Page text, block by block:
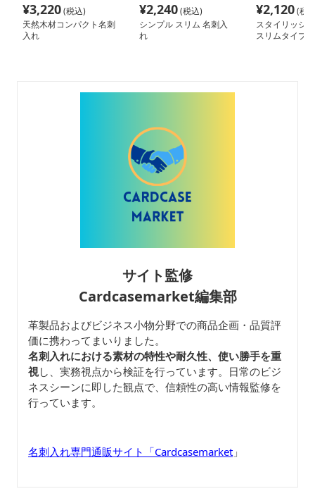
¥3,220(税込)
天然木材コンパクト名刺
入れ
¥2,240(税込)
シンプル スリム 名刺入
れ
¥2,120(税
スタイリッシ
スリムタイプ
サイト監修
Cardcasemarket編集部
革製品およびビジネス小物分野での商品企画・品質評
価に携わってまいりました。
名刺入れにおける素材の特性や耐久性、使い勝手を重
視し、実務視点から検証を行っています。日常のビジ
ネスシーンに即した観点で、信頼性の高い情報監修を
行っています。
名刺入れ専門通販サイト「Cardcasemarket 」